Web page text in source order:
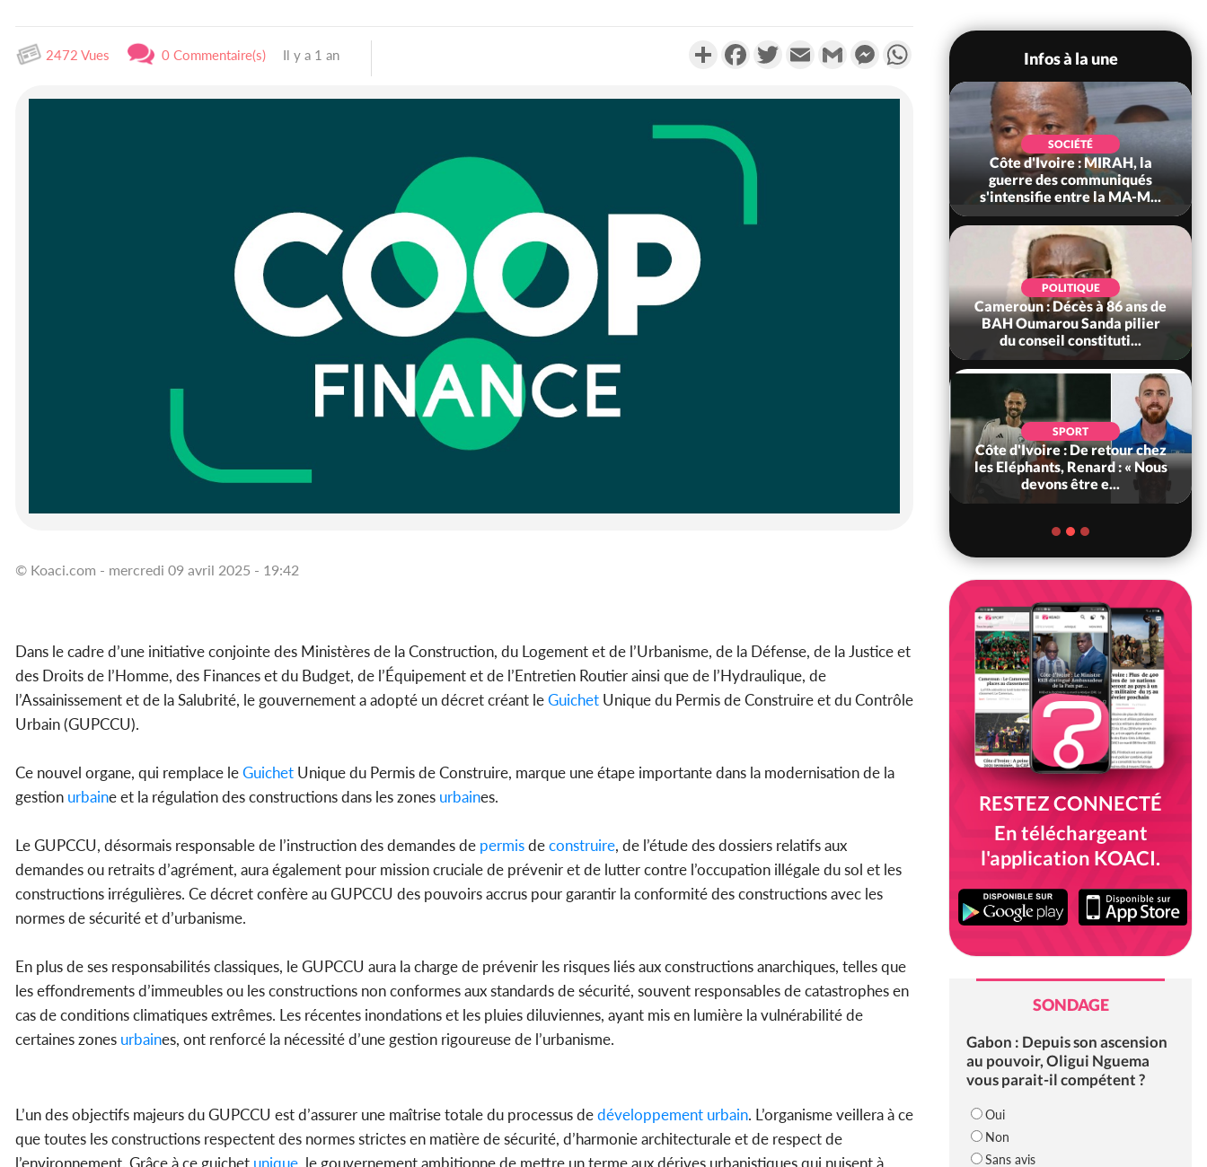
2472 Vues 0 Commentaire(s) Il y a 1 an PartagerFacebookTwitterEmail Gmail MessengerWhatsApp
© Koaci.com - mercredi 09 avril 2025 - 19:42
Dans le cadre d’une initiative conjointe des Ministères de la Construction, du Logement et de l’Urbanisme, de la Défense, de la Justice et
des Droits de l’Homme, des Finances et du Budget, de l’Équipement et de l’Entretien Routier ainsi que de l’Hydraulique, de
l’Assainissement et de la Salubrité, le gouvernement a adopté un décret créant leGuichet Unique du Permis de Construire et du Contrôle
Urbain (GUPCCU).
Ce nouvel organe, qui remplace leGuichet Unique du Permis de Construire, marque une étape importante dans la modernisation de la
gestion urbaine et la régulation des constructions dans les zones urbaines.
Le GUPCCU, désormais responsable de l’instruction des demandes de permisdeconstruire, de l’étude des dossiers relatifs aux
demandes ou retraits d’agrément, aura également pour mission cruciale de prévenir et de lutter contre l’occupation illégale du sol et les
constructions irrégulières. Ce décret confère au GUPCCU des pouvoirs accrus pour garantir la conformité des constructions avec les
normes de sécurité et d’urbanisme.
En plus de ses responsabilités classiques, le GUPCCU aura la charge de prévenir les risques liés aux constructions anarchiques, telles que
les effondrements d’immeubles ou les constructions non conformes aux standards de sécurité, souvent responsables de catastrophes en
cas de conditions climatiques extrêmes. Les récentes inondations et les pluies diluviennes, ayant mis en lumière la vulnérabilité de
certaines zones urbaines, ont renforcé la nécessité d’une gestion rigoureuse de l’urbanisme.
L’un des objectifs majeurs du GUPCCU est d’assurer une maîtrise totale du processus dedéveloppement urbain. L’organisme veillera à ce
que toutes les constructions respectent des normes strictes en matière de sécurité, d’harmonie architecturale et de respect de
Infos à la une
Côte d'Ivoire : Man, deux
personnes périssent dans un
SOCIÉTÉ
Côte d'Ivoire : MIRAH, la
guerre des communiqués
s'intensifie entre la MA-M...
POLITIQUE
Cameroun : Décès à 86 ans de
BAH Oumarou Sanda pilier
du conseil constituti...
SPORT
Côte d'Ivoire : De retour chez
les Eléphants, Renard : « Nous
devons être e...
RESTEZ CONNECTÉ
En téléchargeant
l'application KOACI.
SONDAGE
Gabon : Depuis son ascension
au pouvoir, Oligui Nguema
vous parait-il compétent ?
Oui
Non
Sans avis